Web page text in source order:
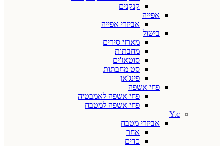
קנקנים
אפייה
אביזרי אפייה
בישול
מארזי סירים
מחבתות
סוטאז'ים
סט מחבתות
פינג'אן
פחי אשפה
פחי אשפה לאמבטיה
פחי אשפה למטבח
Y.c
אביזרי מטבח
אחר
כדים